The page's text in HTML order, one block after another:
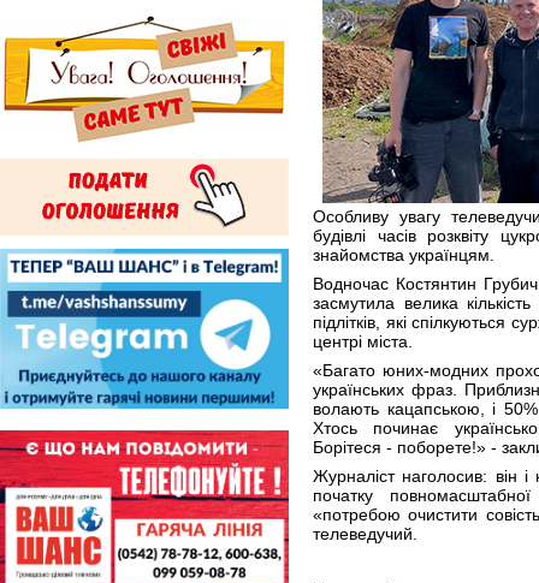
Особливу увагу
будівлі часів розквіту
знайомства українцям.
Водночас Костянтин
засмутила велика
підлітків, які спілкуються
центрі міста.
«Багато юних-модних
українських фраз.
волають кацапською, і
Хтось починає
Борітеся - поборете!» -
Журналіст наголосив: він
початку
«потребою очистити
телеведучий.